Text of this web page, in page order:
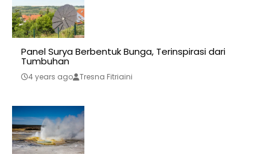
Panel Surya Berbentuk Bunga, Terinspirasi dari
Tumbuhan
4 years ago Tresna Fitriaini